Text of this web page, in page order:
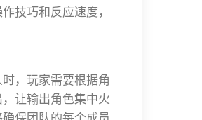
技巧和反应速度，
，玩家需要根据角
让输出角色集中火
保团队的每个成员